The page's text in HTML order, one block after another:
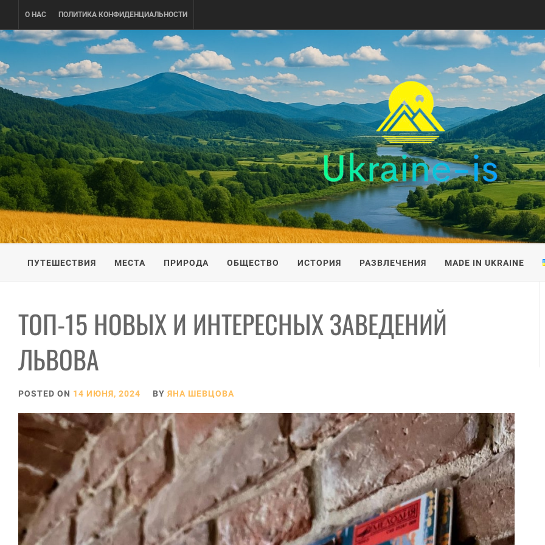
content
О НАС ПОЛИТИКА КОНФИДЕНЦИАЛЬНОСТИ
UKRAINE-IS
ПУТЕШЕСТВИЕ ПО УКРАИНЕ
ПУТЕШЕСТВИЯ МЕСТА ПРИРОДА ОБЩЕСТВО ИСТОРИЯ РАЗВЛЕЧЕНИЯ MADE IN UKRAINE
ТОП-15 НОВЫХ И ИНТЕРЕСНЫХ ЗАВЕДЕНИЙ
ЛЬВОВА
POSTED ON 14 ИЮНЯ, 2024 BY ЯНА ШЕВЦОВА